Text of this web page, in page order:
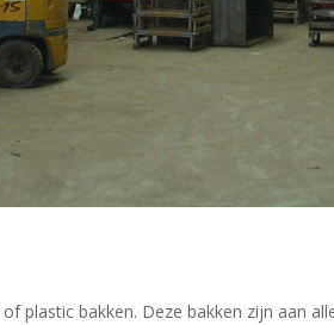
plastic bakken. Deze bakken zijn aan